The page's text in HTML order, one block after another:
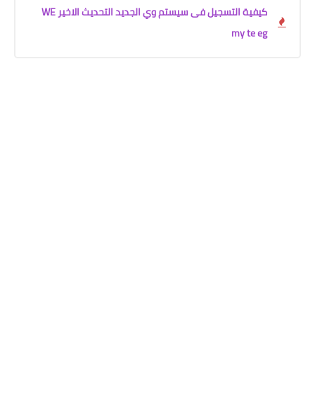
كيفية التسجيل فى سيستم وي الجديد التحديث الاخير WE
my te eg